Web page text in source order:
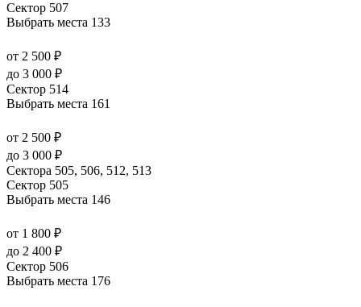
Сектор 507
Выбрать места 133
от 2 500 ₽
до 3 000 ₽
Сектор 514
Выбрать места 161
от 2 500 ₽
до 3 000 ₽
Сектора 505, 506, 512, 513
Сектор 505
Выбрать места 146
от 1 800 ₽
до 2 400 ₽
Сектор 506
Выбрать места 176